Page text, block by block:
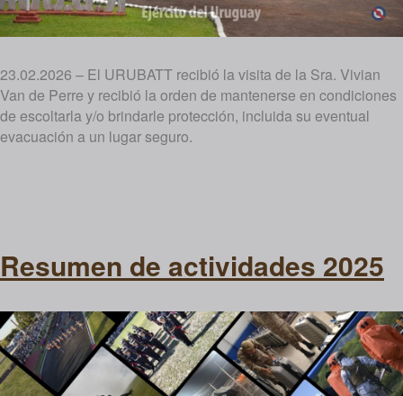
23.02.2026 – El URUBATT recibió la visita de la Sra. Vivian
Van de Perre y recibió la orden de mantenerse en condiciones
de escoltarla y/o brindarle protección, incluida su eventual
evacuación a un lugar seguro.
Resumen de actividades 2025